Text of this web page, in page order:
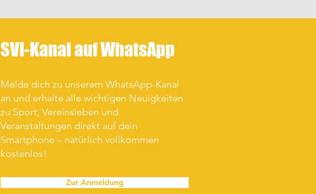
SVI-Kanal auf WhatsApp
Melde dich zu unserem WhatsApp-Kanal
an und erhalte alle wichtigen Neuigkeiten
zu Sport, Vereinsleben und
Veranstaltungen direkt auf dein
Smartphone – natürlich vollkommen
kostenlos!
Zur Anmeldung